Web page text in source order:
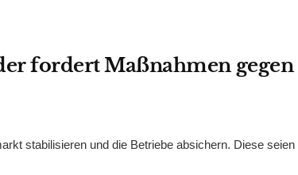
fordert Maßnahmen gegen
stabilisieren und die Betriebe absichern. Diese seien